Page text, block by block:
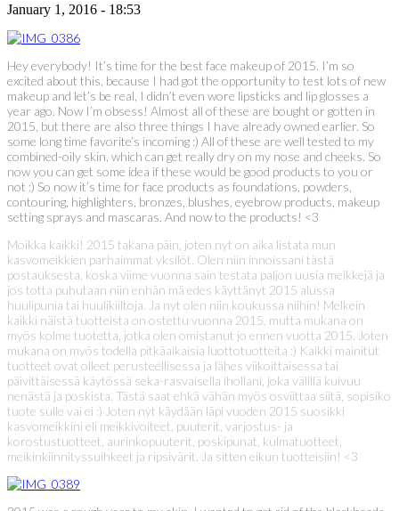
January 1, 2016 - 18:53
Hey everybody! It’s time for the best face makeup of 2015. I’m so
excited about this, because I had got the opportunity to test lots of new
makeup and let’s be real, I didn’t even wore lipsticks and lip glosses a
year ago. Now I’m obsess! Almost all of these are bought or gotten in
2015, but there are also three things I have already owned earlier. So
some long time favorite’s incoming :) All of these are well tested to my
combined-oily skin, which can get really dry on my nose and cheeks. So
now you can get some idea if these would be good products to you or
not :) So now it’s time for face products as foundations, powders,
contouring, highlighters, bronzes, blushes, eyebrow products, makeup
setting sprays and mascaras. And now to the products! <3
Moikka kaikki! 2015 takana päin, joten nyt on aika listata mun
kasvomeikkien parhaimmat yksilöt. Olen niin innoissani tästä
postauksesta, koska viime vuonna sain testata paljon uusia meikkejä ja
jos totta puhutaan niin enhän mä edes käyttänyt 2015 alussa
huulipunia tai huulikiiltoja. Ja nyt olen niin koukussa niihin! Melkein
kaikki näistä tuotteista on ostettu vuonna 2015, mutta mukana on
myös kolme tuotetta, jotka olen omistanut jo ennen vuotta 2015. Joten
mukana on myös todella pitkäaikaisia luottotuotteita :) Kaikki mainitut
tuotteet ovat olleet perusteellisessa ja lähes viikoittaisessa tai
päivittäisessä käytössä seka-rasvaisella ihollani, joka välillä kuivuu
nenästä ja poskista. Tästä saat ehkä vähän myös osviittaa siitä, sopisiko
tuote sulle vai ei :) Joten nyt käydään läpi vuoden 2015 suosikki
kasvomeikkini eli meikkivoiteet, puuterit, varjostus- ja
korostustuotteet, aurinkopuuterit, poskipunat, kulmatuotteet,
meikinkiinnityssuihkeet ja ripsivärit. Ja sitten eikun tuotteisiin! <3